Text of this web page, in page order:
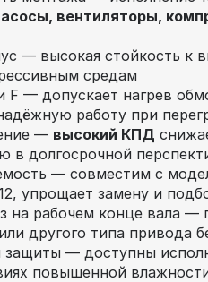
вентиляторы,
— высокая стойкость к
средам
F — допускает нагрев
работу при
— высокий КПД
в долгосрочной
— совместим с
упрощает замену и
на рабочем конце вала —
другого типа привода
защиты — доступны
повышенной